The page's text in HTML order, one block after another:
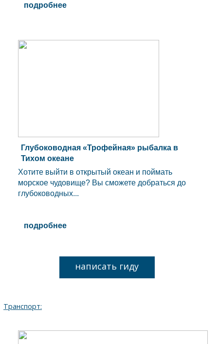
подробнее
Глубоководная «Трофейная» рыбалка в
Тихом океане
Хотите выйти в открытый океан и поймать
морское чудовище? Вы сможете добраться до
глубоководных...
подробнее
написать гиду
Транспорт: